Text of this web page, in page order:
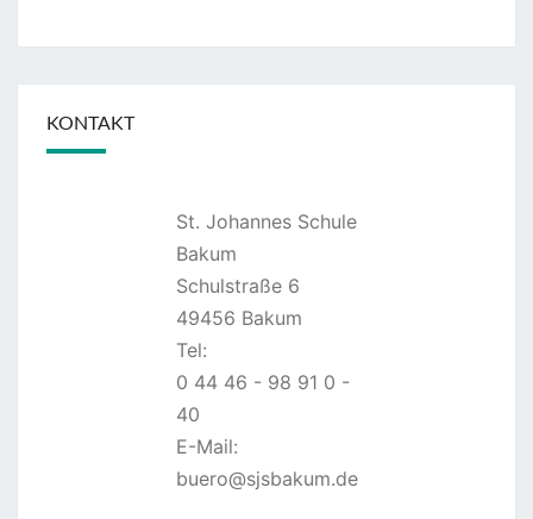
KONTAKT
St. Johannes Schule
Bakum
Schulstraße 6
49456 Bakum
Tel:
0 44 46 - 98 91 0 -
40
E-Mail:
buero@sjsbakum.de